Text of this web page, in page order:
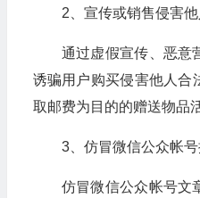
2、宣传或销售侵害
通过虚假宣传、恶意
诱骗用户购买侵害他人合
取邮费为目的的赠送物品
3、仿冒微信公众帐
仿冒微信公众帐号文